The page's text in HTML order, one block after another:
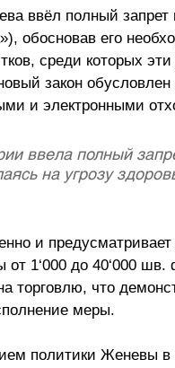
ввёл полный
обосновав его
среди которых
закон
и электронными
ввела полный
на угрозу
и
от 1‘000 до 40‘000 шв.
торговлю, что
меры.
политики Женевы в